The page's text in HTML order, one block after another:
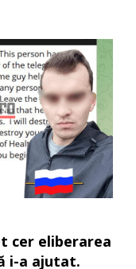
cer eliberarea
i-a ajutat.